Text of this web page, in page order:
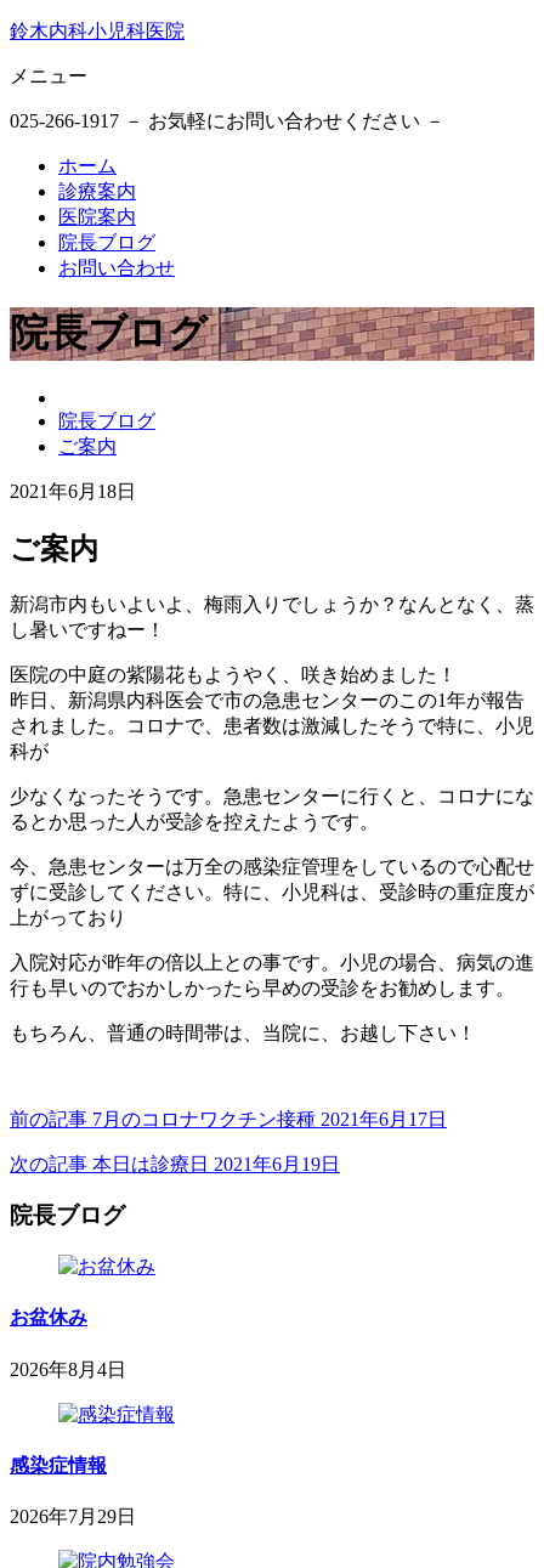
鈴木内科小児科医院
メニュー
025-266-1917 － お気軽にお問い合わせください －
ホーム
診療案内
医院案内
院長ブログ
お問い合わせ
院長ブログ
木
内
小
科
院
院長ブログ
ご案内
2021年6月18日
年
6
18
日
木
内
科
小
児
科
医
院
ご案内
新潟市内もいよいよ、梅雨入りでしょうか？なんとなく、蒸
し暑いですねー！
医院の中庭の紫陽花もようやく、咲き始めました！
昨日、新潟県内科医会で市の急患センターのこの1年が報告
されました。コロナで、患者数は激減したそうで特に、小児
科が
少なくなったそうです。急患センターに行くと、コロナにな
るとか思った人が受診を控えたようです。
今、急患センターは万全の感染症管理をしているので心配せ
ずに受診してください。特に、小児科は、受診時の重症度が
上がっており
入院対応が昨年の倍以上との事です。小児の場合、病気の進
行も早いのでおかしかったら早めの受診をお勧めします。
もちろん、普通の時間帯は、当院に、お越し下さい！
前の記事 7月のコロナワクチン接種 2021年6月17日
次の記事 本日は診療日 2021年6月19日
院長ブログ
お盆休み
2026年8月4日
月
日
科
児
感染症情報
2026年7月29日